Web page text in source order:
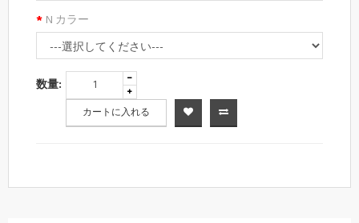
N カラー
数量:
カートに入れる